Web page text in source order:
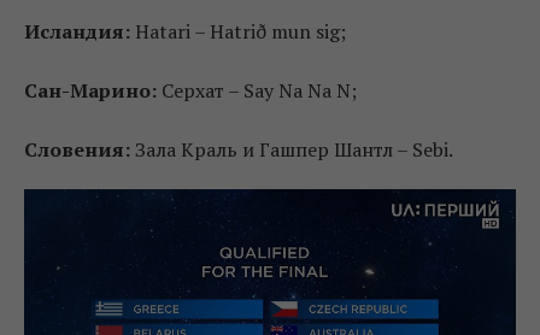
Исландия: Hatari – Hatrið mun sig;
Сан-Марино: Серхат – Say Na Na N;
Словения:Зала Краль и Гашпер Шантл – Sebi.